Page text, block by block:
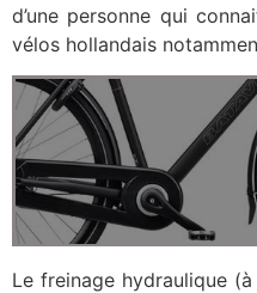
d’une personne qui
vélos hollandais
Le freinage hydraulique